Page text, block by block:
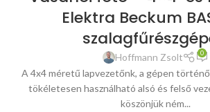
Elektra Beckum
Hoffmann Zsolt 0
A 4x4 méretű lapvezetőnk, a gépen
tökéletesen használható alsó és felső
köszönjük ném...